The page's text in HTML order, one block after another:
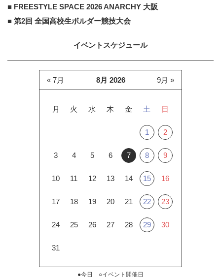
■ FREESTYLE SPACE 2026 ANARCHY 大阪
■ 第2回 全国高校生ボルダー競技大会
イベントスケジュール
8月 2026
月 火 水 木 金 土 日
1 2
3 4 5 6 7 8 9
10 11 12 13 14 15 16
17 18 19 20 21 22 23
24 25 26 27 28 29 30
31
« 7月 9月 »
●今日 ○イベント開催日